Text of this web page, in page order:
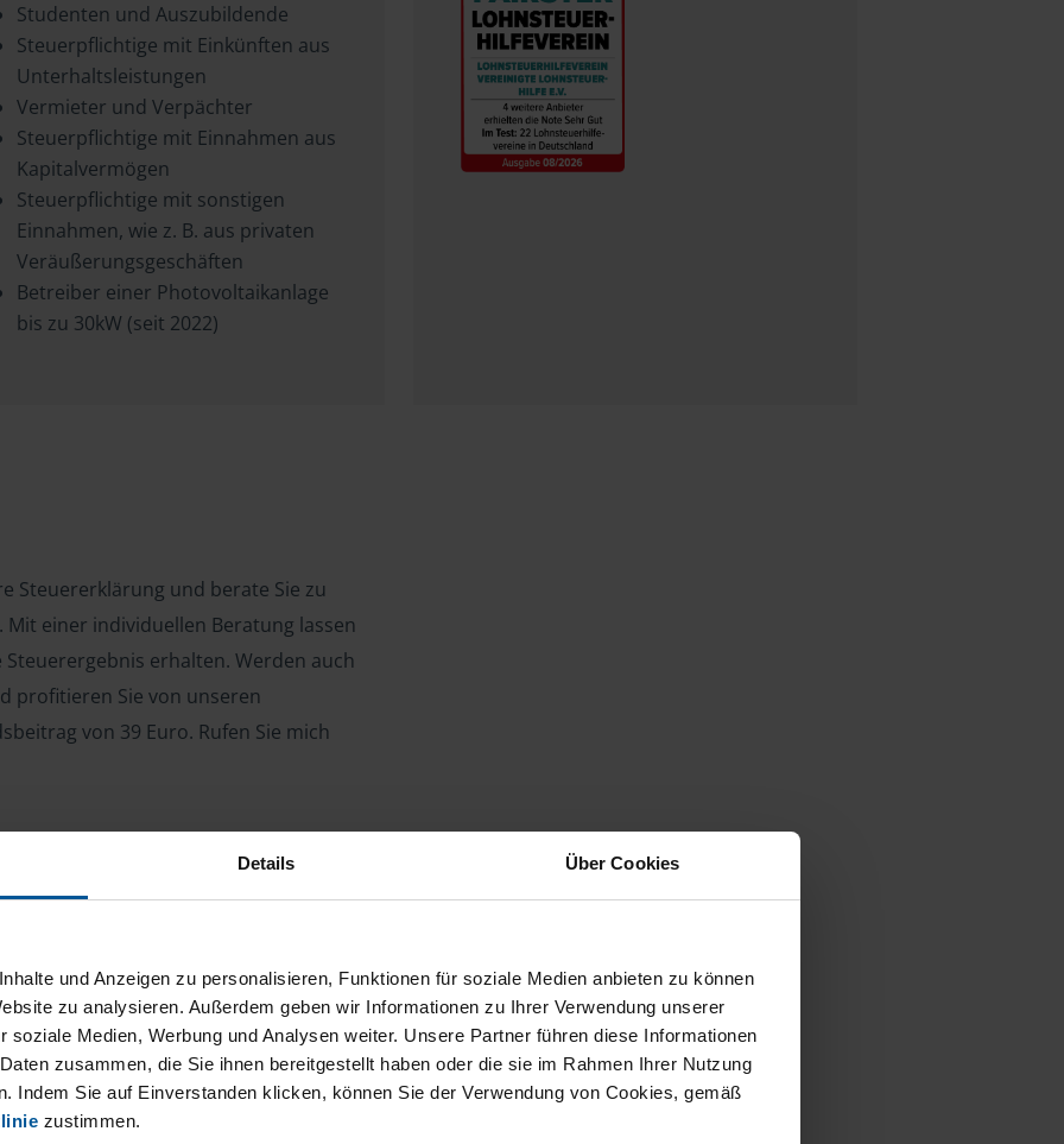
Details Über Cookies
und Anzeigen zu personalisieren, Funktionen für soziale Medien anbieten zu können
zu analysieren. Außerdem geben wir Informationen zu Ihrer Verwendung unserer
soziale Medien, Werbung und Analysen weiter. Unsere Partner führen diese Informationen
zusammen, die Sie ihnen bereitgestellt haben oder die sie im Rahmen Ihrer Nutzung
Indem Sie auf Einverstanden klicken, können Sie der Verwendung von Cookies, gemäß
zustimmen.
Studenten und Auszubildende
Steuerpflichtige mit Einkünften aus
Unterhaltsleistungen
Vermieter und Verpächter
Steuerpflichtige mit Einnahmen aus
Kapitalvermögen
Steuerpflichtige mit sonstigen
Einnahmen, wie z. B. aus privaten
Veräußerungsgeschäften
Betreiber einer Photovoltaikanlage
bis zu 30kW (seit 2022)
Steuererklärung und berate Sie zu
Mit einer individuellen Beratung lassen
erhalten. Werden auch
profitieren Sie von unseren
von 39 Euro. Rufen Sie mich
Arbeitnehmer, Beamte, Auszubildende,
(StBerG). Auch bei Einkünften
der geeignete Dienstleister für Sie.
Tätigkeit und umsatzsteuerpflichtigen